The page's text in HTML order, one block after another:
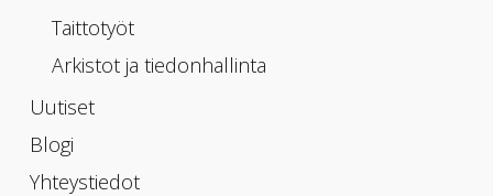
Taittotyöt
Arkistot ja tiedonhallinta
Uutiset
Blogi
Yhteystiedot